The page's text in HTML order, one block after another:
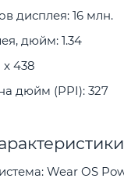
дисплея: 16 млн.
дюйм: 1.34
438
дюйм (PPI): 327
Wear OS